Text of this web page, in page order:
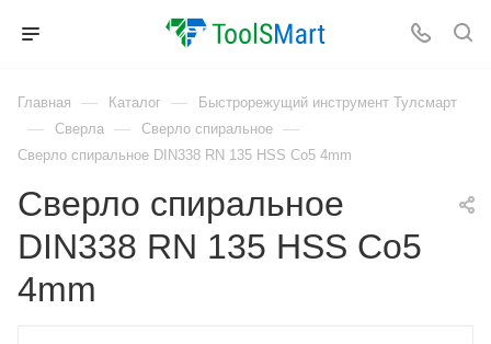
Главная — Каталог — Быстрорежущий инструмент Тулсмарт
— Сверла — Сверло спиральное —
Сверло спиральное DIN338 RN 135 HSS Co5 4mm
Сверло спиральное
DIN338 RN 135 HSS Co5
4mm